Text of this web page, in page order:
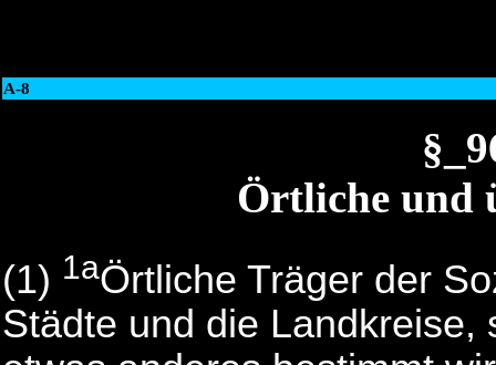
A-8
Örtliche und
(1) 1aÖrtliche Träger der
Städte und die